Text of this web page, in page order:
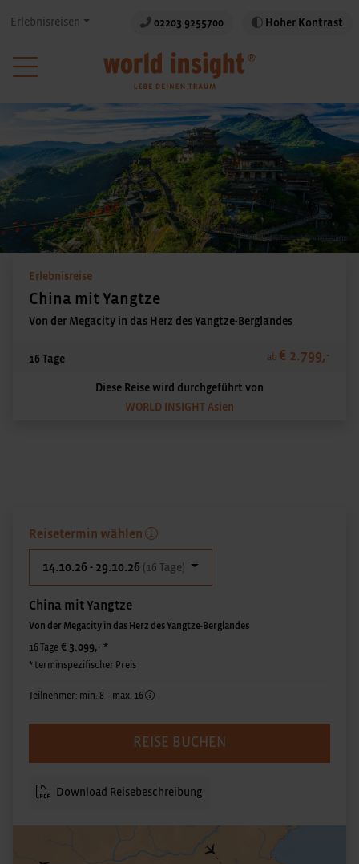
Erlebnisreisen 02203 9255700 Hoher Kontrast
Erlebnisreise
China mit Yangtze
Von der Megacity in das Herz des Yangtze-Berglandes
16 Tage ab € 2.799,-
Diese Reise wird durchgeführt von
WORLD INSIGHT Asien
Reisetermin wählen
14.10.26 - 29.10.26 (16 Tage)
China mit Yangtze
Von der Megacity in das Herz des Yangtze-Berglandes
16 Tage € 3.099,- *
* terminspezifischer Preis
Teilnehmer: min. 8 – max. 16
REISE BUCHEN
Download Reisebeschreibung